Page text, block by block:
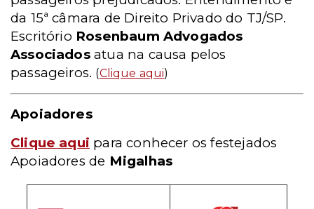
da 15ª câmara de Direito Privado do TJ/SP.
Escritório Rosenbaum Advogados
Associadosatua na causa pelos
passageiros. (Clique aqui)
Apoiadores
Clique aqui para conhecer os festejados
Apoiadores de Migalhas